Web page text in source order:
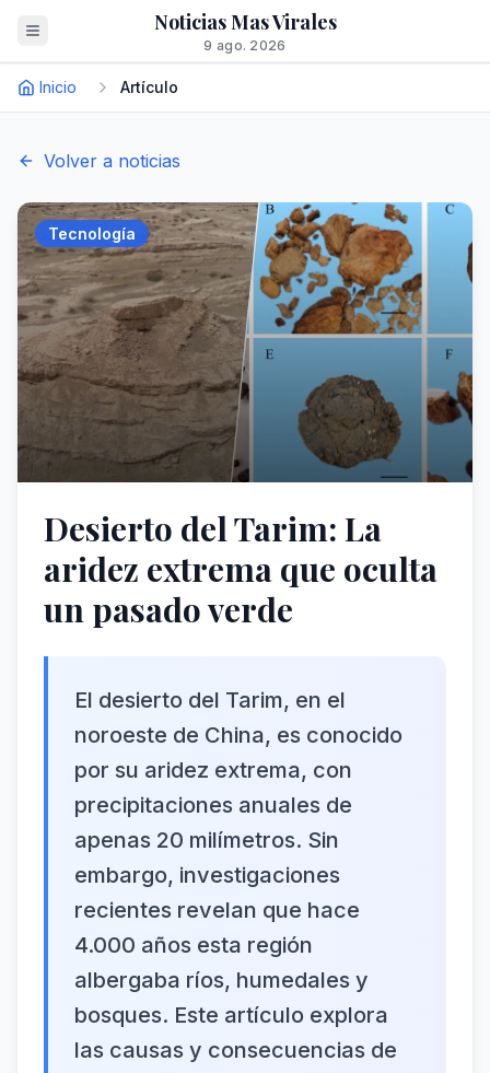
Noticias Mas Virales
9 ago. 2026
Inicio Artículo
Volver a noticias
Tecnología
Desierto del Tarim: La
aridez extrema que oculta
un pasado verde
El desierto del Tarim, en el
noroeste de China, es conocido
por su aridez extrema, con
precipitaciones anuales de
apenas 20 milímetros. Sin
embargo, investigaciones
recientes revelan que hace
4.000 años esta región
albergaba ríos, humedales y
bosques. Este artículo explora
las causas y consecuencias de